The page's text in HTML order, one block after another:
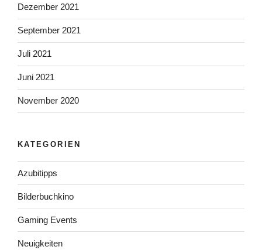
Dezember 2021
September 2021
Juli 2021
Juni 2021
November 2020
KATEGORIEN
Azubitipps
Bilderbuchkino
Gaming Events
Neuigkeiten